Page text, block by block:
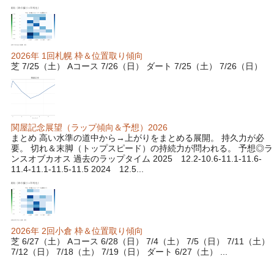
2026年 1回札幌 枠＆位置取り傾向
芝 7/25（土） Aコース 7/26（日） ダート 7/25（土） 7/26（日）
関屋記念展望（ラップ傾向＆予想）2026
まとめ 高い水準の道中から→上がりをまとめる展開。 持久力が必
要。 切れ＆末脚（トップスピード）の持続力が問われる。 予想◎ラ
ンスオブカオス 過去のラップタイム 2025 12.2-10.6-11.1-11.6-
11.4-11.1-11.5-11.5 2024 12.5...
2026年 2回小倉 枠＆位置取り傾向
芝 6/27（土） Aコース 6/28（日） 7/4（土） 7/5（日） 7/11（土）
7/12（日） 7/18（土） 7/19（日） ダート 6/27（土） ...